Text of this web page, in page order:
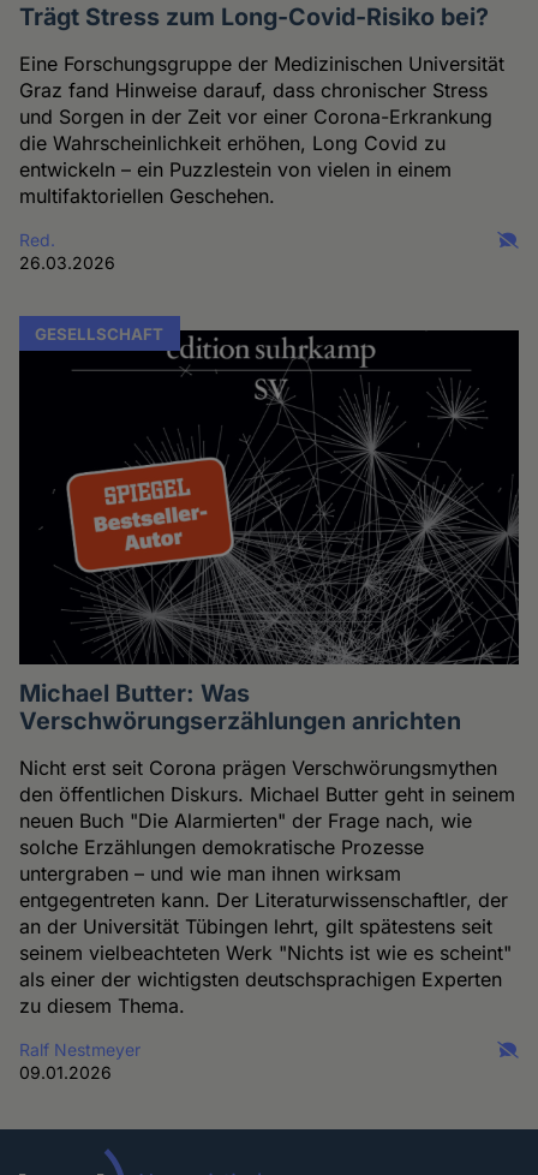
Trägt Stress zum Long-Covid-Risiko bei?
Eine Forschungsgruppe der Medizinischen Universität
Graz fand Hinweise darauf, dass chronischer Stress
und Sorgen in der Zeit vor einer Corona-Erkrankung
die Wahrscheinlichkeit erhöhen, Long Covid zu
entwickeln – ein Puzzlestein von vielen in einem
multifaktoriellen Geschehen.
Red.
26.03.2026
GESELLSCHAFT
Michael Butter: Was
Verschwörungserzählungen anrichten
Nicht erst seit Corona prägen Verschwörungsmythen
den öffentlichen Diskurs. Michael Butter geht in seinem
neuen Buch "Die Alarmierten" der Frage nach, wie
solche Erzählungen demokratische Prozesse
untergraben – und wie man ihnen wirksam
entgegentreten kann. Der Literaturwissenschaftler, der
an der Universität Tübingen lehrt, gilt spätestens seit
seinem vielbeachteten Werk "Nichts ist wie es scheint"
als einer der wichtigsten deutschsprachigen Experten
zu diesem Thema.
Ralf Nestmeyer
09.01.2026